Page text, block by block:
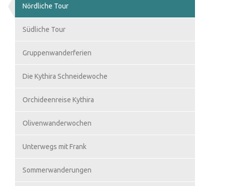
Nördliche Tour
Südliche Tour
Gruppenwanderferien
Die Kythira Schneidewoche
Orchideenreise Kythira
Olivenwanderwochen
Unterwegs mit Frank
Sommerwanderungen